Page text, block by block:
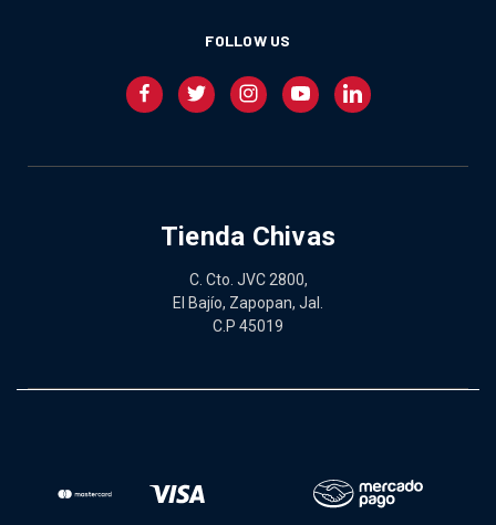
FOLLOW US
Tienda Chivas
C. Cto. JVC 2800,
El Bajío, Zapopan, Jal.
C.P 45019